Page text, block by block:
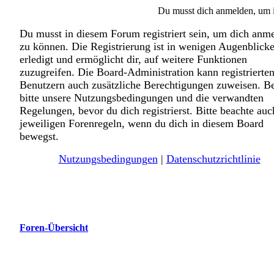
Du musst dich anmelden,
Du musst in diesem Forum registriert sein, um dich
zu können. Die Registrierung ist in wenigen
erledigt und ermöglicht dir, auf weitere Funktionen
zuzugreifen. Die Board-Administration kann registrierten
Benutzern auch zusätzliche Berechtigungen zuweisen.
bitte unsere Nutzungsbedingungen und die verwandten
Regelungen, bevor du dich registrierst. Bitte beachte
jeweiligen Forenregeln, wenn du dich in diesem Board
bewegst.
Nutzungsbedingungen| Datenschutzrichtlinie
Foren-Übersicht